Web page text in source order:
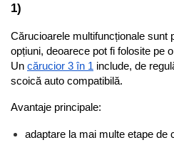
1)
Cărucioarele multifuncționale sunt
opțiuni, deoarece pot fi folosite pe
Un cărucior 3 în 1 include, de
scoică auto compatibilă.
Avantaje principale:
adaptare la mai multe etape de